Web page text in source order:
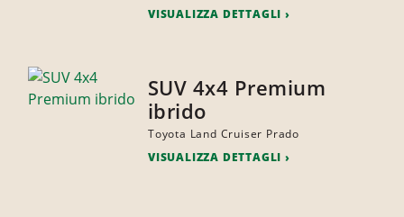
VISUALIZZA DETTAGLI
SUV 4x4 Premium
ibrido
Toyota Land Cruiser Prado
VISUALIZZA DETTAGLI